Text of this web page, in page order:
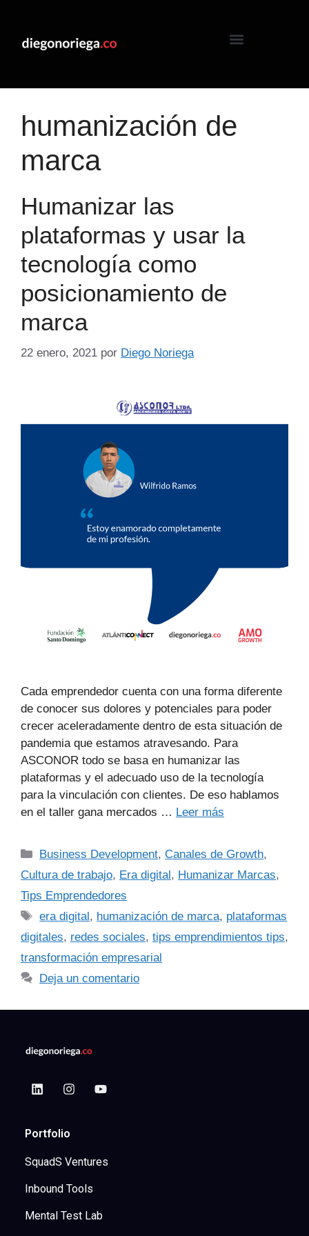
humanización de
marca
Humanizar las
plataformas y usar la
tecnología como
posicionamiento de
marca
22 enero, 2021 por Diego Noriega
Cada emprendedor cuenta con una forma diferente
de conocer sus dolores y potenciales para poder
crecer aceleradamente dentro de esta situación de
pandemia que estamos atravesando. Para
ASCONOR todo se basa en humanizar las
plataformas y el adecuado uso de la tecnología
para la vinculación con clientes. De eso hablamos
en el taller gana mercados … Leer más
Business Development,Canales de Growth,
Cultura de trabajo, Era digital, Humanizar Marcas,
Tips Emprendedores
era digital, humanización de marca, plataformas
digitales, redes sociales, tips emprendimientos tips,
transformación empresarial
Deja un comentario
Portfolio
SquadS Ventures
Inbound Tools
Mental Test Lab